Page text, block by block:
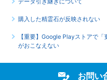
購入した精霊石が反映されない
【重要】Google Playストアで
がおこなえない
お問い